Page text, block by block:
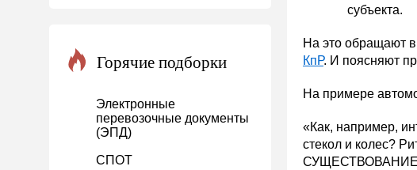
Проекты
Расчеты
Учет затрат
Учет ОС и НМА
Горячие подборки
Электронные
перевозочные документы
(ЭПД)
СПОТ
субъекта.
На это обращают
КпР. И поясняют
На примере
«Как, например,
стекол и колес?
СУЩЕСТВОВАНИЕ